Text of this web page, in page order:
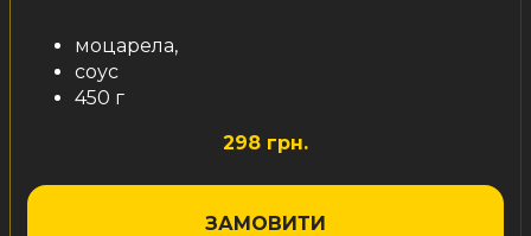
моцарела,
соус
450 г
298 грн.
ЗАМОВИТИ